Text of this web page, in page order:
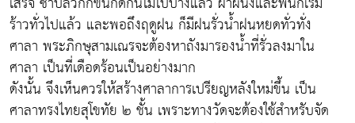
ร้าวทั่วไปแล้ว และพอถึงฤดูฝน ก็มีฝนรั่วน้ำฝนหยดทั่วทั่ง
ศาลา พระภิกษุสามเณรจะต้องหาถังมารองน้ำที่รั่วลงมาใน
ศาลา เป็นที่เดือดร้อนเป็นอย่างมาก
ดังนั้น จึงเห็นควรให้สร้างศาลาการเปรียญหลังใหม่ขึ้น เป็น
ศาลาทรงไทยสุโขทัย ๒ ชั้น เพราะทางวัดจะต้องใช้สำหรับจัด